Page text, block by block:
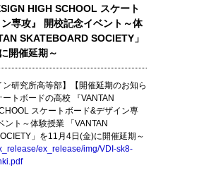
HIGH SCHOOL スケート
専攻』 開校記念イベント～体
SKATEBOARD SOCIETY」
開催延期～
ン研究所高等部】【開催延期のお知ら
トボードの高校 『VANTAN
スケートボード&デザイン専
ント～体験授業 「VANTAN
」を11月4日(金)に開催延期～
ex_release/img/VDI-sk8-